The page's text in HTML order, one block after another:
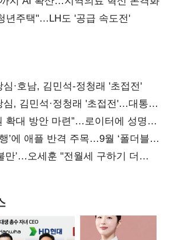
년주택"…LH도 '공급 속도전'
·호남, 김민석-정청래 '초접전'
, 김민석·정청래 '초접전'…대통령
'(종합)
확대 방안 마련”…로이터에 성명
’에 애플 반격 주목…9월 ‘폴더블
만’…오세훈 "전월세 구하기 더